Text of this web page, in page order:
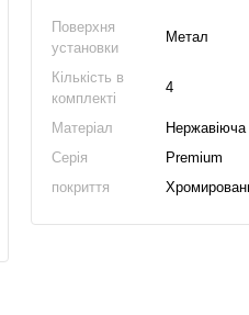
Поверхня
установки
Метал
Кількість в
комплекті
4
Матеріал
Нержавіюча
Серія
Premium
покриття